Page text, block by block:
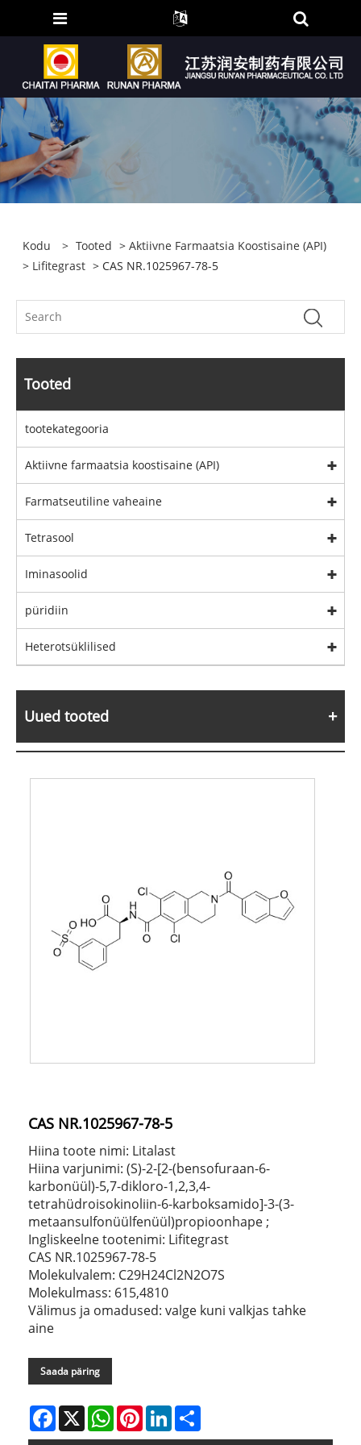
Kodu > Tooted >Aktiivne Farmaatsia Koostisaine (API)
> Lifitegrast > CAS NR.1025967-78-5
Tooted
tootekategooria
Aktiivne farmaatsia koostisaine (API)
Farmatseutiline vaheaine
Tetrasool
Iminasoolid
püridiin
Heterotsüklilised
Uued tooted
CAS NR.1025967-78-5
Hiina toote nimi: Litalast
Hiina varjunimi: (S)-2-[2-(bensofuraan-6-
karbonüül)-5,7-dikloro-1,2,3,4-
tetrahüdroisokinoliin-6-karboksamido]-3-(3-
metaansulfonüülfenüül)propioonhape ;
Ingliskeelne tootenimi: Lifitegrast
CAS NR.1025967-78-5
Molekulvalem: C29H24Cl2N2O7S
Molekulmass: 615,4810
Välimus ja omadused: valge kuni valkjas tahke
aine
Saada päring
Facebook
X WhatsAppPinterestLinkedIn